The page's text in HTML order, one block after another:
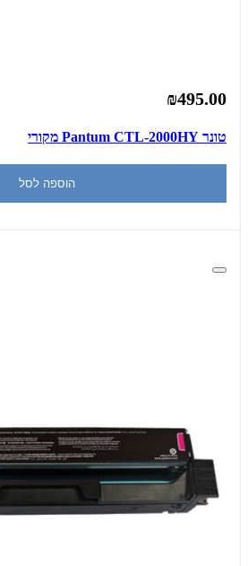
₪495.00
‏טונר Pantum CTL-2000HY מקורי
הוספה לסל